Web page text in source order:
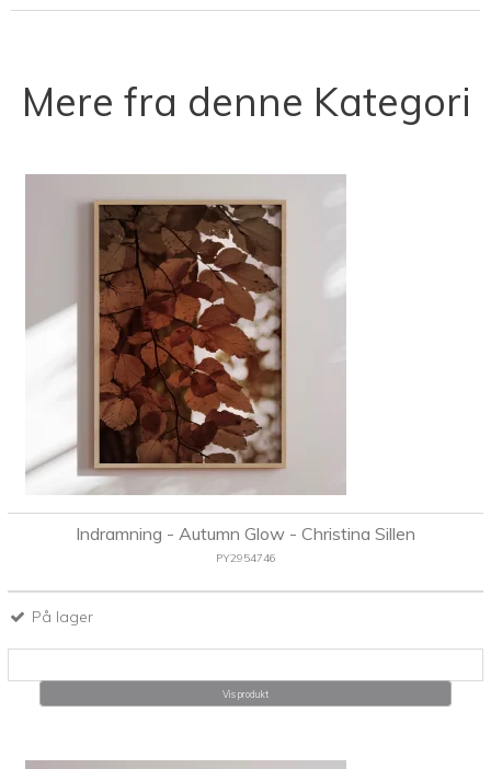
Mere fra denne Kategori
Indramning - Autumn Glow - Christina Sillen
PY2954746
På lager
Vis produkt